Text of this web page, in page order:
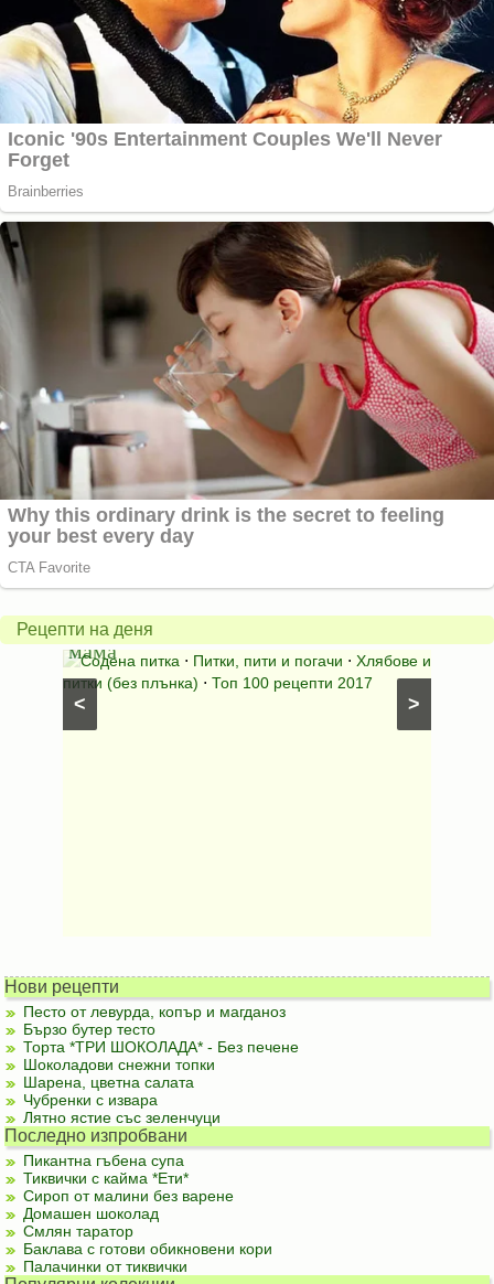
Рецепти на деня
>
<
Содената
питка
на
мама
Содена питка ⋅ Питки, пити и погачи ⋅ Хлябове и
питки (без плънка) ⋅ Топ 100 рецепти 2017
Пай
със
Нови рецепти
Песто от левурда, копър и магданоз
Бързо бутер тесто
Торта *ТРИ ШОКОЛАДА* - Без печене
Шоколадови снежни топки
Шарена, цветна салата
Чубренки с извара
Лятно ястие със зеленчуци
Последно изпробвани
Пикантна гъбена супа
Тиквички с кайма *Ети*
Сироп от малини без варене
Домашен шоколад
Смлян таратор
Баклава с готови обикновени кори
Палачинки от тиквички